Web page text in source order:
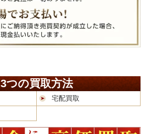
3つの買取方法
宅配買取